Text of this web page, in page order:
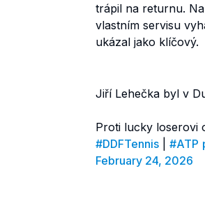
trápil na returnu.
vlastním servisu
ukázal jako klíčový.
Jiří Lehečka byl v
Proti lucky loserovi
#DDFTennis
#ATP
February 24, 2026